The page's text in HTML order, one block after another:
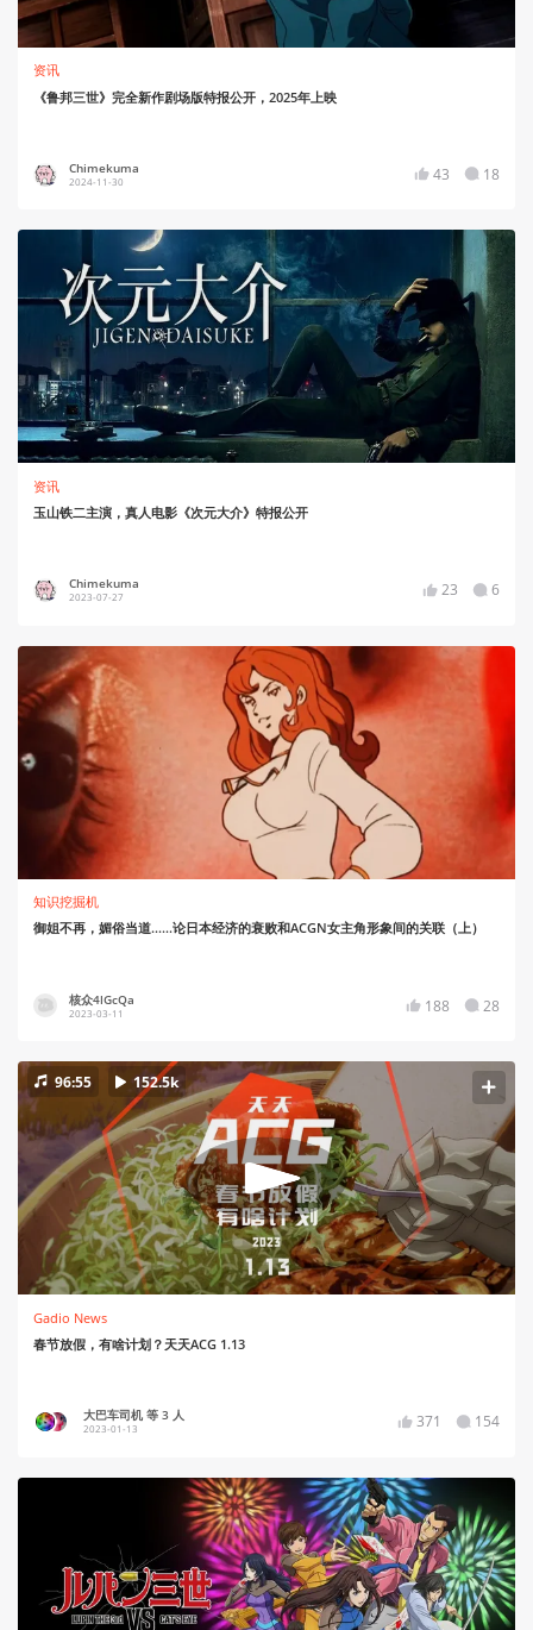
资讯
《鲁邦三世》完全新作剧场版特报公开，2025年上映
Chimekuma
2024-11-30 43 18
资讯
玉山铁二主演，真人电影《次元大介》特报公开
Chimekuma
2023-07-27 23 6
知识挖掘机
御姐不再，媚俗当道……论日本经济的衰败和ACGN女主角形象间的关联（上）
核众4lGcQa
2023-03-11 188 28
96:55 152.5k
Gadio News
春节放假，有啥计划？天天ACG 1.13
大巴车司机 等 3 人
2023-01-13 371 154